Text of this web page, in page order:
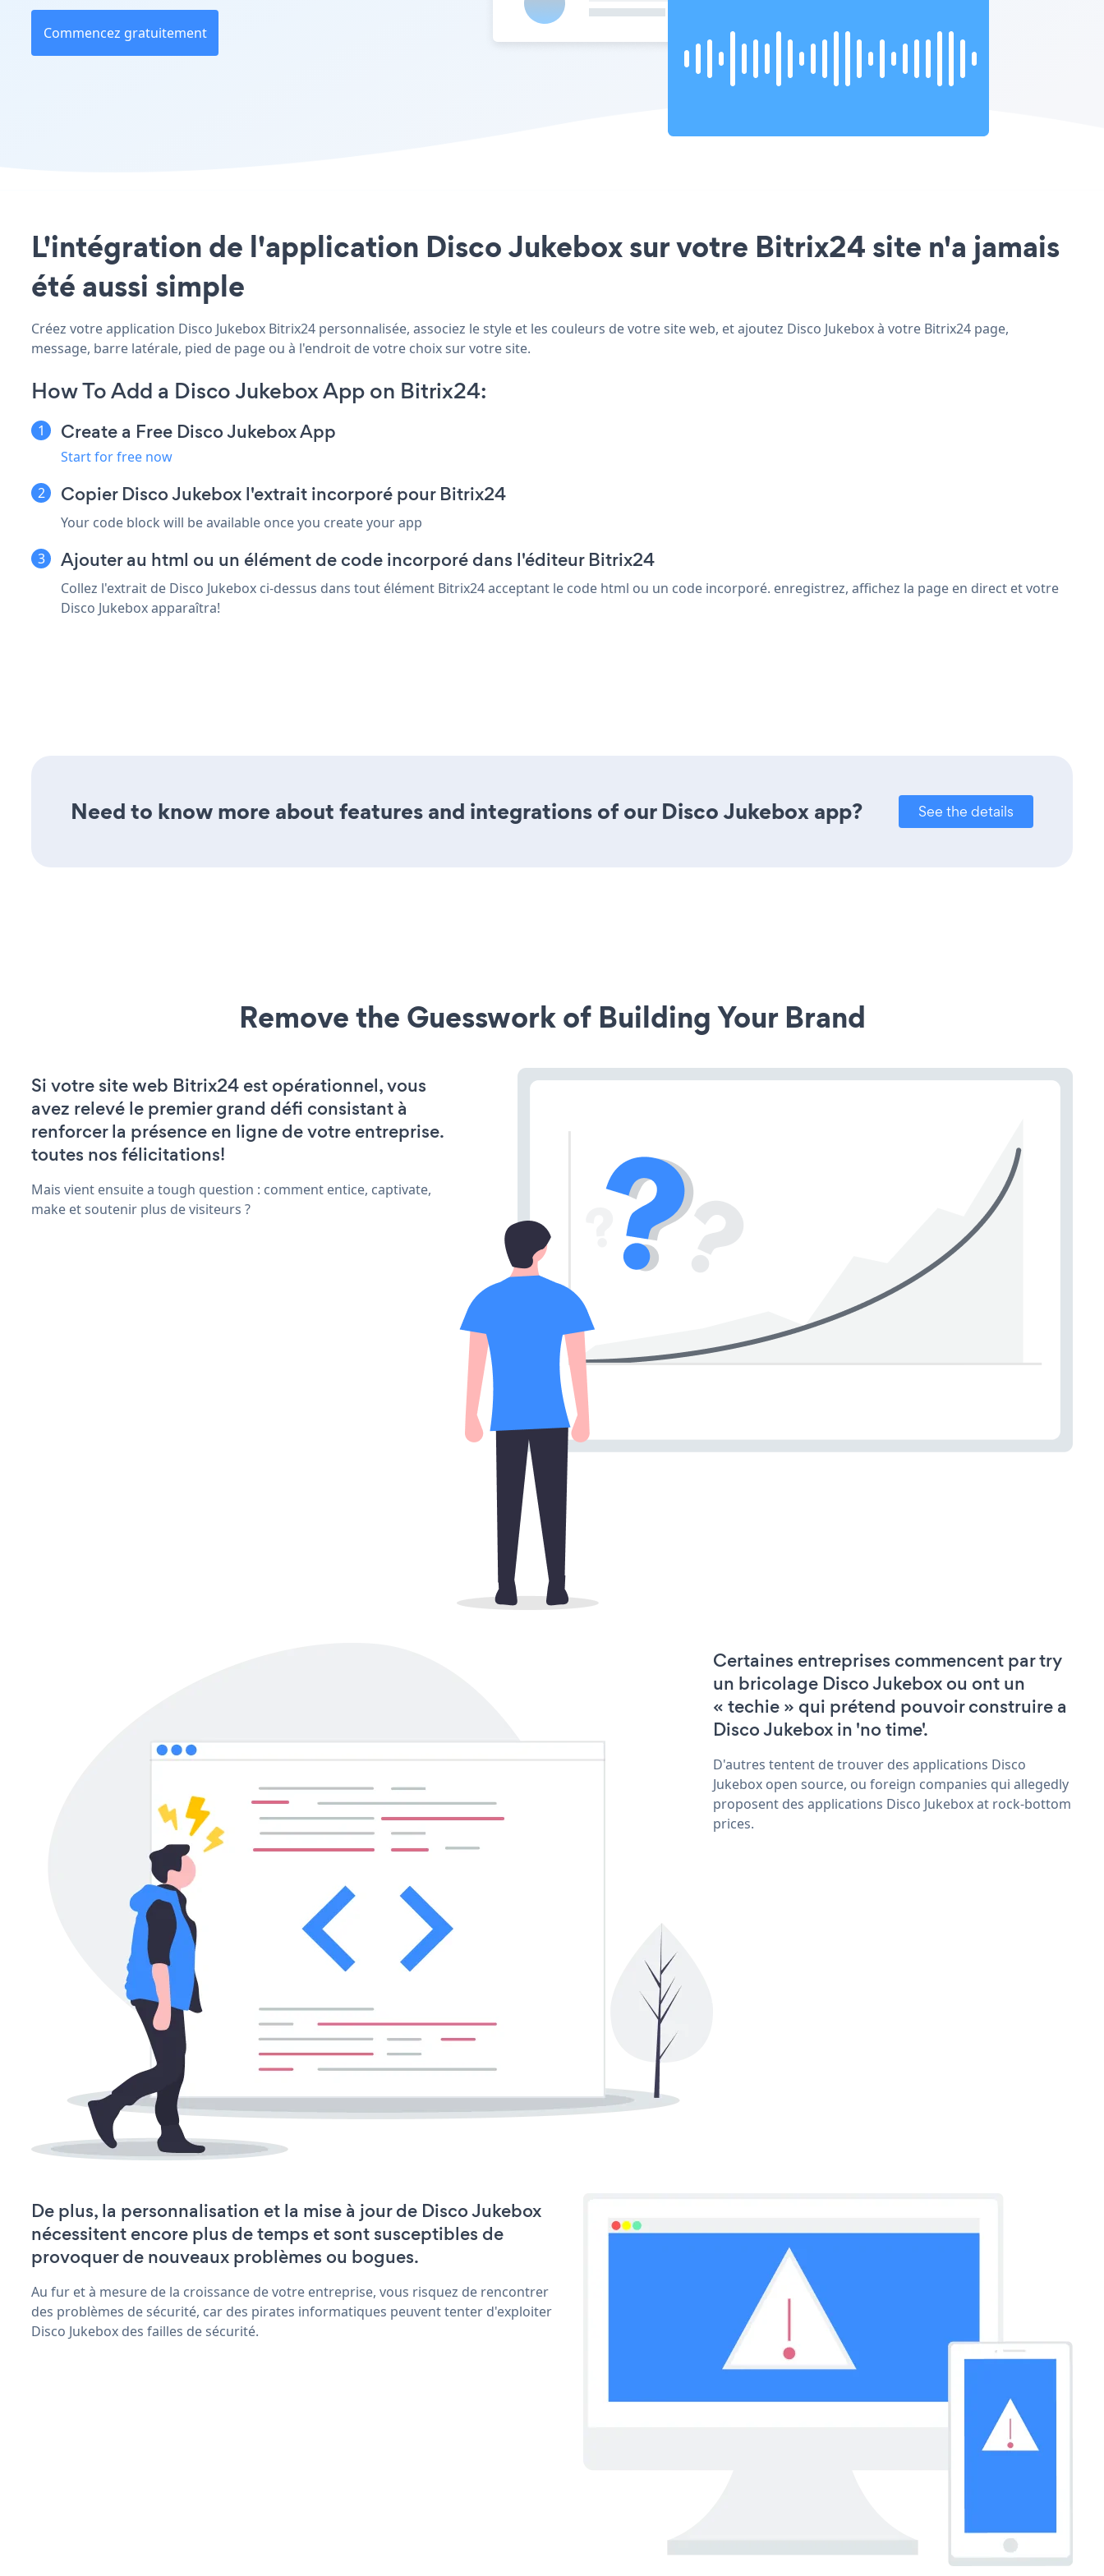
Commencez gratuitement
L'intégration de l'application Disco Jukebox sur votre Bitrix24 site n'a jamais
été aussi simple
Créez votre application Disco Jukebox Bitrix24 personnalisée, associez le style et les couleurs de votre site web, et ajoutez Disco Jukebox à votre Bitrix24 page,
message, barre latérale, pied de page ou à l'endroit de votre choix sur votre site.
How To Add a Disco Jukebox App on Bitrix24:
Create a Free Disco Jukebox App
Start for free now
Copier Disco Jukebox l'extrait incorporé pour Bitrix24
Your code block will be available once you create your app
Ajouter au html ou un élément de code incorporé dans l'éditeur Bitrix24
Collez l'extrait de Disco Jukebox ci-dessus dans tout élément Bitrix24 acceptant le code html ou un code incorporé. enregistrez, affichez la page en direct et votre
Disco Jukebox apparaîtra!
Need to know more about features and integrations of our Disco Jukebox app? See the details
Remove the Guesswork of Building Your Brand
Si votre site web Bitrix24 est opérationnel, vous
avez relevé le premier grand défi consistant à
renforcer la présence en ligne de votre entreprise.
toutes nos félicitations!
Mais vient ensuite a tough question : comment entice, captivate,
make et soutenir plus de visiteurs ?
Certaines entreprises commencent par try
un bricolage Disco Jukebox ou ont un
« techie » qui prétend pouvoir construire a
Disco Jukebox in 'no time'.
D'autres tentent de trouver des applications Disco
Jukebox open source, ou foreign companies qui allegedly
proposent des applications Disco Jukebox at rock-bottom
prices.
De plus, la personnalisation et la mise à jour de Disco Jukebox
nécessitent encore plus de temps et sont susceptibles de
provoquer de nouveaux problèmes ou bogues.
Au fur et à mesure de la croissance de votre entreprise, vous risquez de rencontrer
des problèmes de sécurité, car des pirates informatiques peuvent tenter d'exploiter
Disco Jukebox des failles de sécurité.